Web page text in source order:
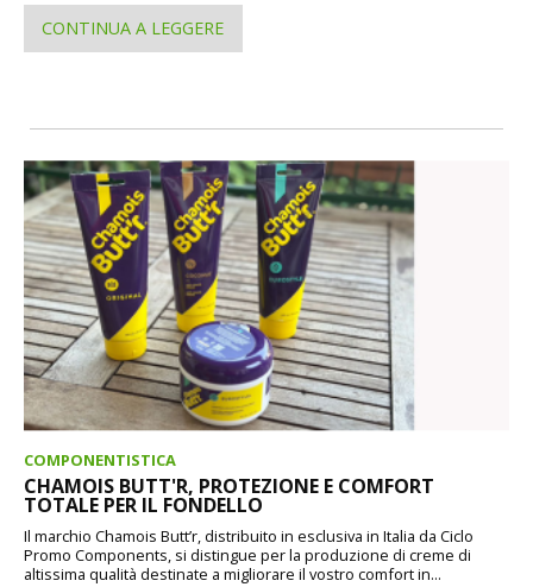
CONTINUA A LEGGERE
COMPONENTISTICA
CHAMOIS BUTT'R, PROTEZIONE E COMFORT
TOTALE PER IL FONDELLO
Il marchio Chamois Butt’r, distribuito in esclusiva in Italia da Ciclo
Promo Components, si distingue per la produzione di creme di
altissima qualità destinate a migliorare il vostro comfort in...